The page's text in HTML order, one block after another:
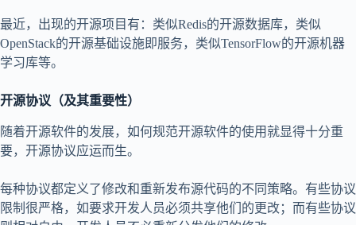
最近，出现的开源项目有：类似Redis的开源数据库，类似
OpenStack的开源基础设施即服务，类似TensorFlow的开源机器
学习库等。
开源协议（及其重要性）
随着开源软件的发展，如何规范开源软件的使用就显得十分重
要，开源协议应运而生。
每种协议都定义了修改和重新发布源代码的不同策略。有些协议
限制很严格，如要求开发人员必须共享他们的更改；而有些协议